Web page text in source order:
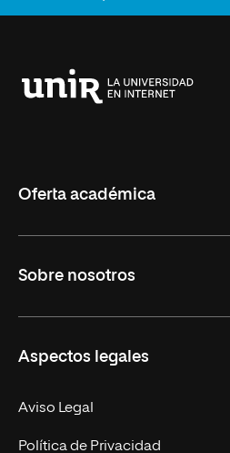
Oferta académica
Másteres Oficiales
Másteres Propios
Doctorados
Experto Universitario
Postgrados
Sobre nosotros
Facultades
Nuestro Equipo
Trabaja en UNIR
Aspectos legales
Aviso Legal
Política de Privacidad